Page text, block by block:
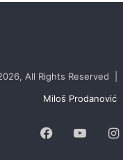
All Rights Reserved |
Miloš Prodanović
Facebook